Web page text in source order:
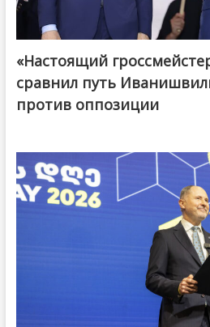
@ქართული ოცნება / Georgian Dream
«Настоящий
сравнил путь
против оппозиции